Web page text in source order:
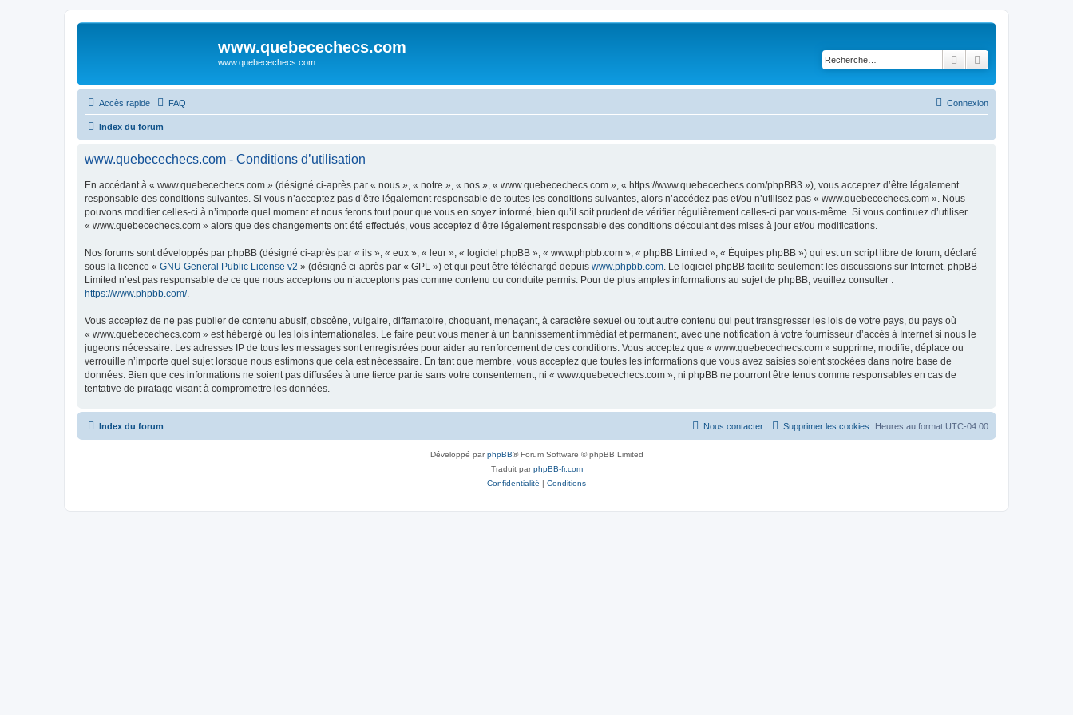
www.quebecechecs.com
www.quebecechecs.com Rechercher
Accès rapide FAQ Connexion
Index du forum
www.quebecechecs.com - Conditions d’utilisation
En accédant à « www.quebecechecs.com » (désigné ci-après par « nous », « notre », « nos », « www.quebecechecs.com », « https://www.quebecechecs.com/phpBB3 »), vous acceptez d’être légalement
responsable des conditions suivantes. Si vous n’acceptez pas d’être légalement responsable de toutes les conditions suivantes, alors n’accédez pas et/ou n’utilisez pas « www.quebecechecs.com ». Nous
pouvons modifier celles-ci à n’importe quel moment et nous ferons tout pour que vous en soyez informé, bien qu’il soit prudent de vérifier régulièrement celles-ci par vous-même. Si vous continuez d’utiliser
« www.quebecechecs.com » alors que des changements ont été effectués, vous acceptez d’être légalement responsable des conditions découlant des mises à jour et/ou modifications.
Nos forums sont développés par phpBB (désigné ci-après par « ils », « eux », « leur », « logiciel phpBB », « www.phpbb.com », « phpBB Limited », « Équipes phpBB ») qui est un script libre de forum, déclaré
sous la licence « GNU General Public License v2 » (désigné ci-après par « GPL ») et qui peut être téléchargé depuis www.phpbb.com . Le logiciel phpBB facilite seulement les discussions sur Internet. phpBB
Limited n’est pas responsable de ce que nous acceptons ou n’acceptons pas comme contenu ou conduite permis. Pour de plus amples informations au sujet de phpBB, veuillez consulter :
https://www.phpbb.com/.
Vous acceptez de ne pas publier de contenu abusif, obscène, vulgaire, diffamatoire, choquant, menaçant, à caractère sexuel ou tout autre contenu qui peut transgresser les lois de votre pays, du pays où
« www.quebecechecs.com » est hébergé ou les lois internationales. Le faire peut vous mener à un bannissement immédiat et permanent, avec une notification à votre fournisseur d’accès à Internet si nous le
jugeons nécessaire. Les adresses IP de tous les messages sont enregistrées pour aider au renforcement de ces conditions. Vous acceptez que « www.quebecechecs.com » supprime, modifie, déplace ou
verrouille n’importe quel sujet lorsque nous estimons que cela est nécessaire. En tant que membre, vous acceptez que toutes les informations que vous avez saisies soient stockées dans notre base de
données. Bien que ces informations ne soient pas diffusées à une tierce partie sans votre consentement, ni « www.quebecechecs.com », ni phpBB ne pourront être tenus comme responsables en cas de
tentative de piratage visant à compromettre les données.
Index du forum Heures au format UTC-04:00
Supprimer les cookies
Nous contacter
Développé parphpBB® Forum Software © phpBB Limited
Traduit parphpBB-fr.com
Confidentialité | Conditions